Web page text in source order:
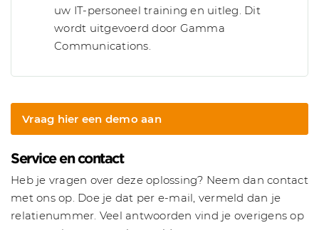
uw IT-personeel training en uitleg. Dit
wordt uitgevoerd door Gamma
Communications.
Vraag hier een demo aan
Service en contact
Heb je vragen over deze oplossing? Neem dan contact
met ons op. Doe je dat per e-mail, vermeld dan je
relatienummer. Veel antwoorden vind je overigens op